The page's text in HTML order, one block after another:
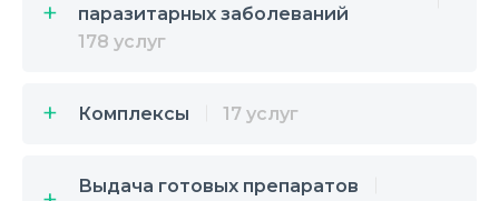
паразитарных заболеваний
178 услуг
Комплексы 17 услуг
Выдача готовых препаратов